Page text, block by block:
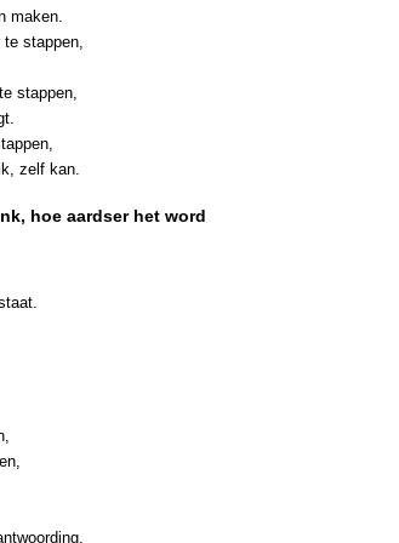
maken.
stappen,
stappen,
zelf kan.
hoe aardser het word